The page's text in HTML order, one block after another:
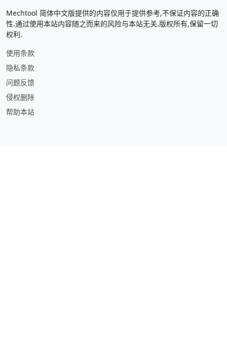
Mechtool 简体中文版提供的内容仅用于提供参考,不保证内容的正确
性.通过使用本站内容随之而来的风险与本站无关.版权所有,保留一切
权利.
使用条款
隐私条款
问题反馈
侵权删除
帮助本站